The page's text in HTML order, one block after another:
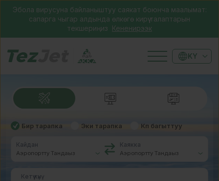
Эбола вирусуна байланыштуу саякат боюнча маалымат:
сапарга чыгар алдында өлкөгө кирүү талаптарын
текшериңиз Кененирээк
KY
Бир тарапка Эки тарапка Көп багыттуу
Кайдан Каякка
Кетүү күнү